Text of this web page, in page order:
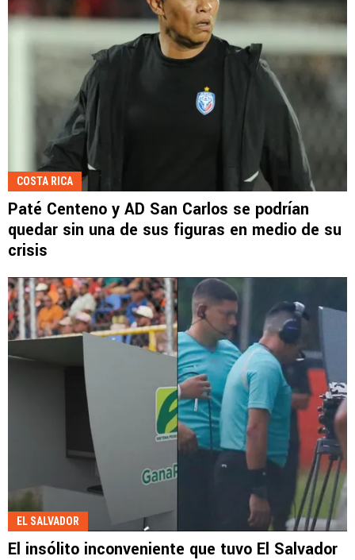
COSTA RICA
Paté Centeno y AD San Carlos se podrían
quedar sin una de sus figuras en medio de su
crisis
EL SALVADOR
El insólito inconveniente que tuvo El Salvador